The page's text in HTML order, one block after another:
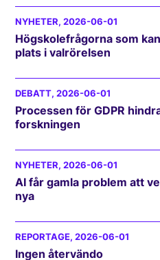
NYHETER, 2026-06-01
Högskolefrågorna som
plats i valrörelsen
DEBATT, 2026-06-01
Processen för GDPR
forskningen
NYHETER, 2026-06-01
AI får gamla problem att
nya
REPORTAGE, 2026-06-01
Ingen återvändo